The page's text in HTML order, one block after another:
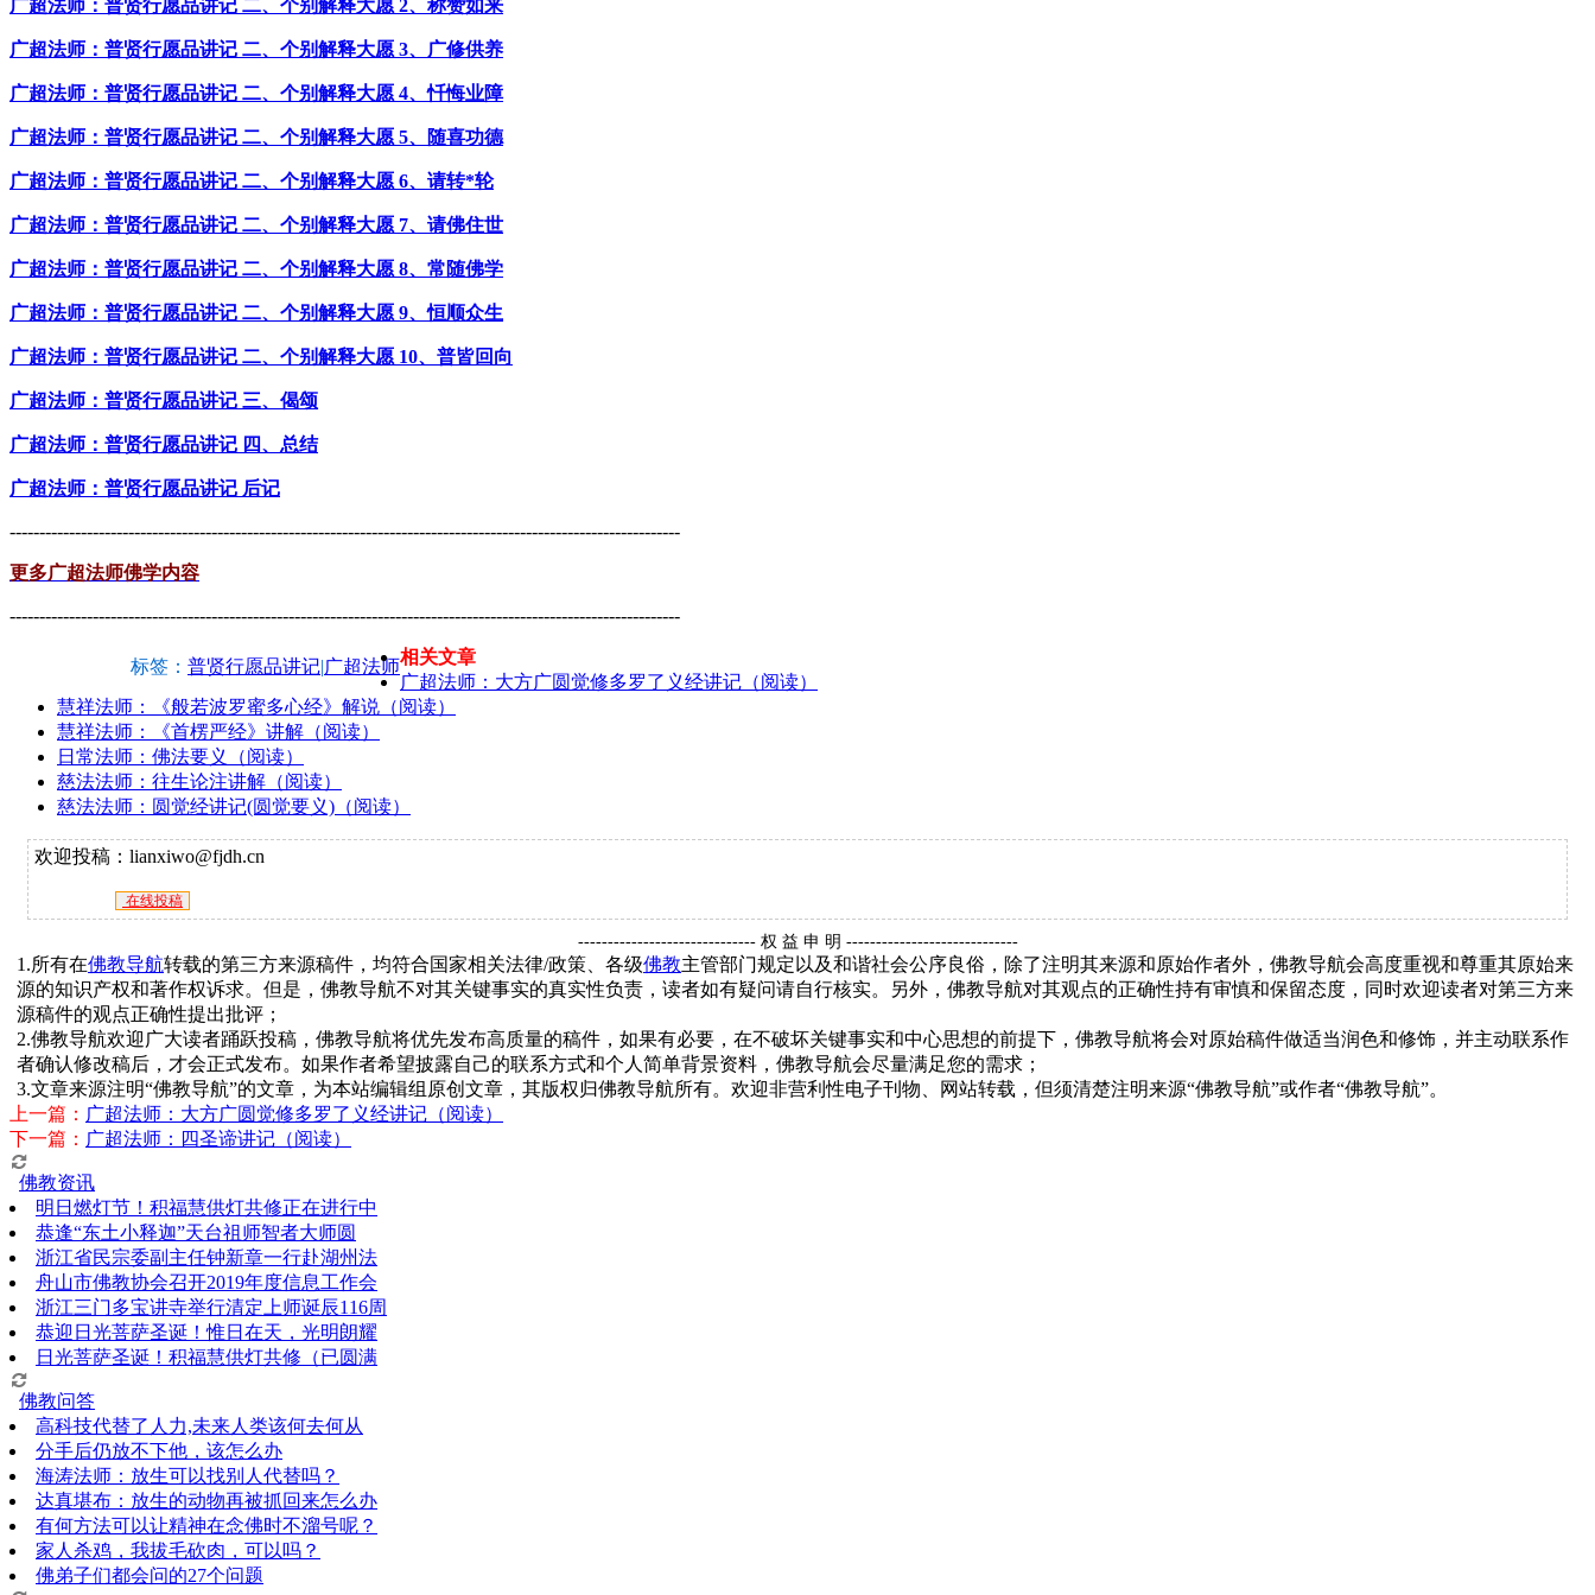
广超法师：普贤行愿品讲记 二、个别解释大愿 2、称赞如来
广超法师：普贤行愿品讲记 二、个别解释大愿 3、广修供养
广超法师：普贤行愿品讲记 二、个别解释大愿 4、忏悔业障
广超法师：普贤行愿品讲记 二、个别解释大愿 5、随喜功德
广超法师：普贤行愿品讲记 二、个别解释大愿 6、请转*轮
广超法师：普贤行愿品讲记 二、个别解释大愿 7、请佛住世
广超法师：普贤行愿品讲记 二、个别解释大愿 8、常随佛学
广超法师：普贤行愿品讲记 二、个别解释大愿 9、恒顺众生
广超法师：普贤行愿品讲记 二、个别解释大愿 10、普皆回向
广超法师：普贤行愿品讲记 三、偈颂
广超法师：普贤行愿品讲记 四、总结
广超法师：普贤行愿品讲记 后记
-----------------------------------------------------------------------------------------------------------------
更多广超法师佛学内容
-----------------------------------------------------------------------------------------------------------------
标签： 普贤行愿品讲记|广超法师相关文章
广超法师：大方广圆觉修多罗了义经讲记（阅读）
慧祥法师：《般若波罗蜜多心经》解说（阅读）
慧祥法师：《首楞严经》讲解（阅读）
日常法师：佛法要义（阅读）
慈法法师：往生论注讲解（阅读）
慈法法师：圆觉经讲记(圆觉要义)（阅读）
欢迎投稿：lianxiwo@fjdh.cn
在线投稿
------------------------------ 权 益 申 明 -----------------------------
1.所有在佛教导航转载的第三方来源稿件，均符合国家相关法律/政策、各级佛教主管部门规定以及和谐社会公序良俗，除了注明其来源和原始作者外，佛教导航会高度重视和尊重其原始来
源的知识产权和著作权诉求。但是，佛教导航不对其关键事实的真实性负责，读者如有疑问请自行核实。另外，佛教导航对其观点的正确性持有审慎和保留态度，同时欢迎读者对第三方来
源稿件的观点正确性提出批评；
2.佛教导航欢迎广大读者踊跃投稿，佛教导航将优先发布高质量的稿件，如果有必要，在不破坏关键事实和中心思想的前提下，佛教导航将会对原始稿件做适当润色和修饰，并主动联系作
者确认修改稿后，才会正式发布。如果作者希望披露自己的联系方式和个人简单背景资料，佛教导航会尽量满足您的需求；
3.文章来源注明“佛教导航”的文章，为本站编辑组原创文章，其版权归佛教导航所有。欢迎非营利性电子刊物、网站转载，但须清楚注明来源“佛教导航”或作者“佛教导航”。
上一篇： 广超法师：大方广圆觉修多罗了义经讲记（阅读）
下一篇： 广超法师：四圣谛讲记（阅读）
佛教资讯
明日燃灯节！积福慧供灯共修正在进行中
恭逢“东土小释迦”天台祖师智者大师圆
浙江省民宗委副主任钟新章一行赴湖州法
舟山市佛教协会召开2019年度信息工作会
浙江三门多宝讲寺举行清定上师诞辰116周
恭迎日光菩萨圣诞！惟日在天，光明朗耀
日光菩萨圣诞！积福慧供灯共修（已圆满
佛教问答
高科技代替了人力,未来人类该何去何从
分手后仍放不下他，该怎么办
海涛法师：放生可以找别人代替吗？
达真堪布：放生的动物再被抓回来怎么办
有何方法可以让精神在念佛时不溜号呢？
家人杀鸡，我拔毛砍肉，可以吗？
佛弟子们都会问的27个问题